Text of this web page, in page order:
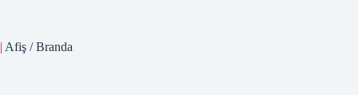
| Afiş / Branda